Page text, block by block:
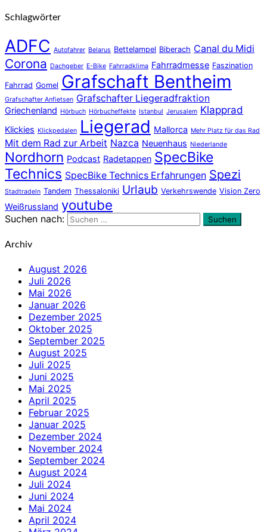
Schlagwörter
ADFC Autofahrer Belarus Bettelampel Biberach Canal du Midi
Corona Dachgeber E-Bike Fahrradklima Fahrradmesse Faszination
Fahrrad Gomel Grafschaft Bentheim
Grafschafter Anfietsen Grafschafter Liegeradfraktion
Griechenland Hörbuch Hörbucheffekte Istanbul Jerusalem Klapprad
Klickies Klickpedalen Liegerad Mallorca Mehr Platz für das Rad
Mit dem Rad zur Arbeit Nazca Neuenhaus Niederlande
Nordhorn Podcast Radetappen SpecBike
Technics SpecBike Technics Erfahrungen Spezi
Stadtradeln Tandem Thessaloniki Urlaub Verkehrswende Vision Zero
Weißrussland youtube
Suchen nach: Suchen
Archiv
August 2026
Juli 2026
Mai 2026
Januar 2026
Dezember 2025
Oktober 2025
September 2025
August 2025
Juli 2025
Juni 2025
Mai 2025
April 2025
Februar 2025
Januar 2025
Dezember 2024
November 2024
September 2024
August 2024
Juli 2024
Juni 2024
Mai 2024
April 2024